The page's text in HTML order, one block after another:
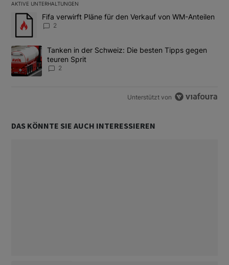
AKTIVE UNTERHALTUNGEN
Das Folgende ist eine Liste der am meisten kommentierten
Ein Trendartikel mit dem Titel "Fifa verwirft Pläne für den
Fifa verwirft Pläne für den Verkauf von WM-Anteilen
2
Ein Trendartikel mit dem Titel "Tanken in der Schweiz: Die
Tanken in der Schweiz: Die besten Tipps gegen
teuren Sprit
2
Unterstützt von
DAS KÖNNTE SIE AUCH INTERESSIEREN